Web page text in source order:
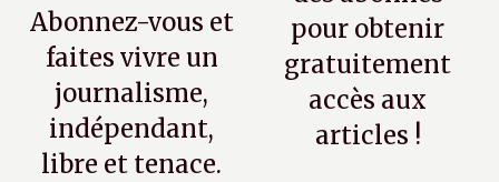
Abonnez-vous et
faites vivre un
journalisme,
indépendant,
libre et tenace.
pour obtenir
gratuitement
accès aux
articles !